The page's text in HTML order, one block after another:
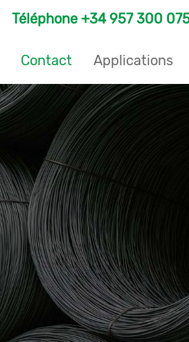
Téléphone+34 957 300
Contact Applications